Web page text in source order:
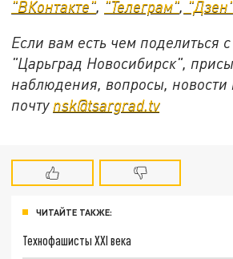
"ВКонтакте" "Телеграм"
Если вам есть чем поделиться
"Царьград Новосибирск",
наблюдения, вопросы, новости
почту nsk@tsargrad.tv
ЧИТАЙТЕ ТАКЖЕ:
Технофашисты XXI века